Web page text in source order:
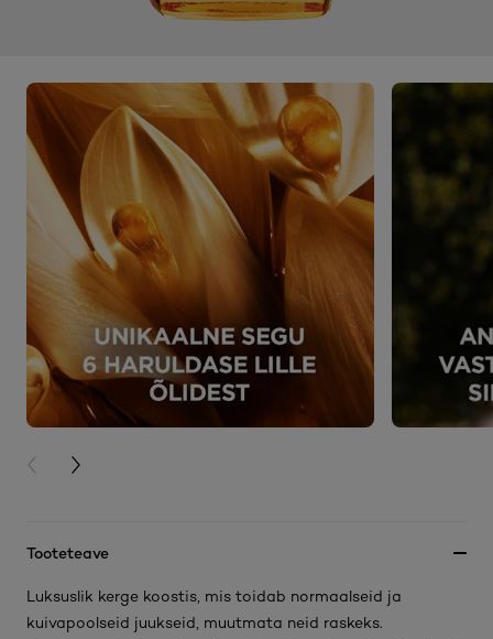
PREVIOUS CARD
NEXT CARD
Tooteteave
Luksuslik kerge koostis, mis toidab normaalseid ja
kuivapoolseid juukseid, muutmata neid raskeks.